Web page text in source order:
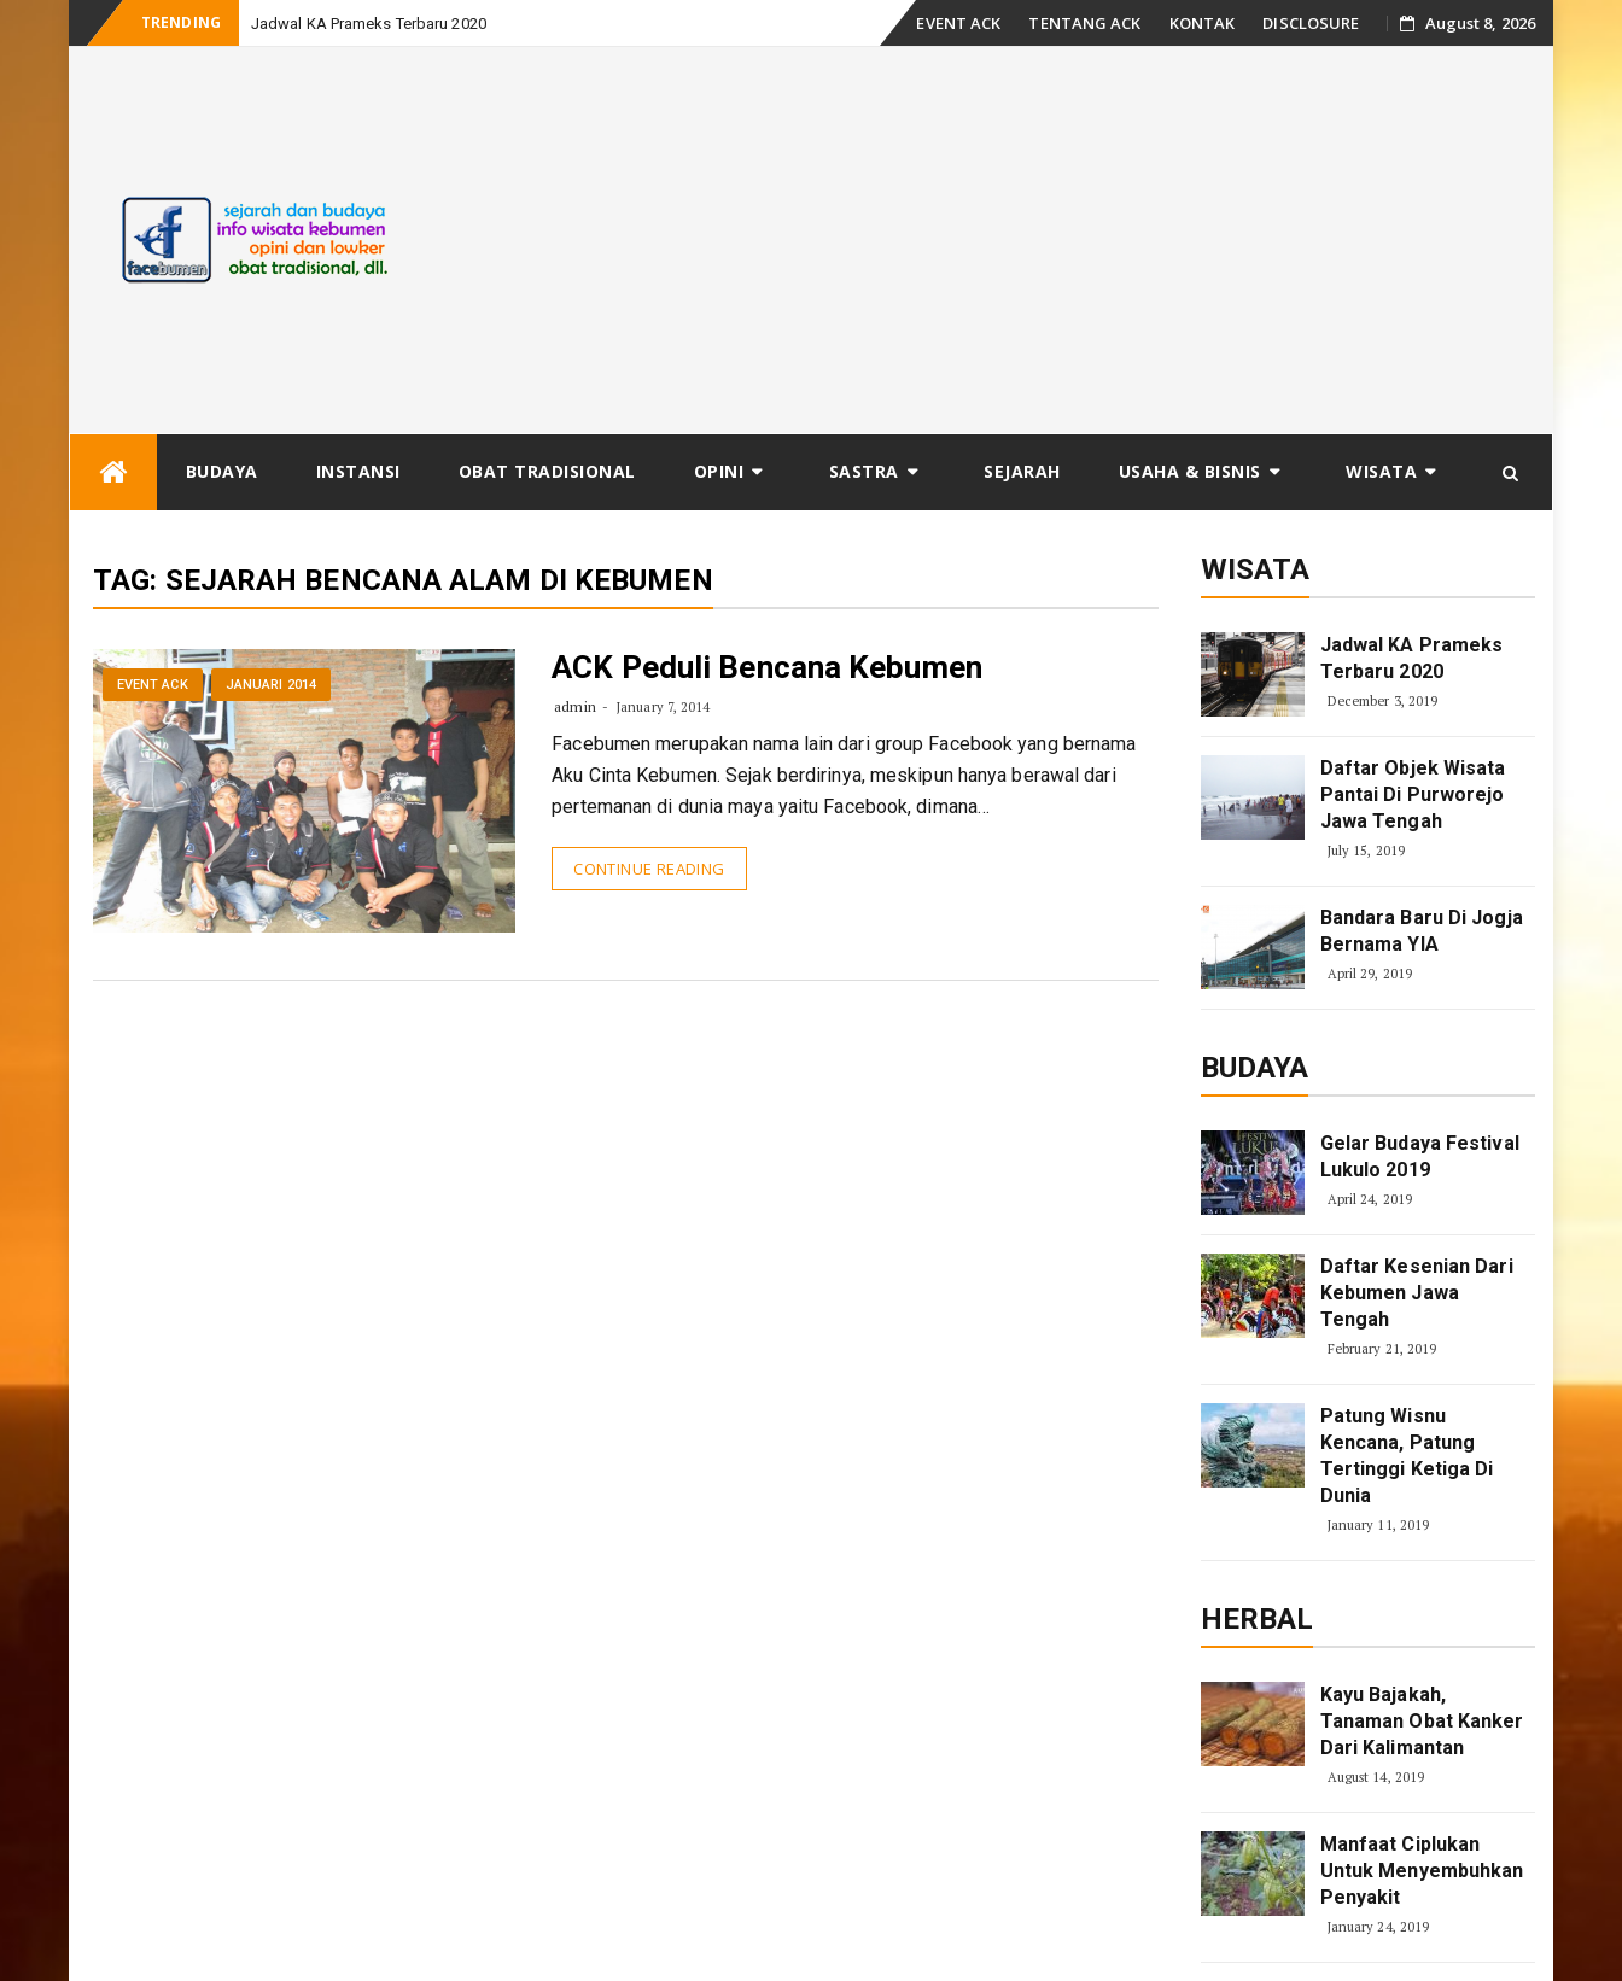
TRENDING Jadwal KA Prameks Terbaru 2020 SkipEVENT ACK TENTANG ACK KONTAK DISCLOSURE August 8, 2026
BUDAYA INSTANSI OBAT TRADISIONAL OPINI SASTRA SEJARAH USAHA & BISNIS WISATA
TAG: SEJARAH BENCANA ALAM DI KEBUMEN
EVENT ACK JANUARI 2014 ACK Peduli Bencana Kebumen
admin January 7, 2014
Facebumen merupakan nama lain dari group Facebook yang bernama
Aku Cinta Kebumen. Sejak berdirinya, meskipun hanya berawal dari
pertemanan di dunia maya yaitu Facebook, dimana…
CONTINUE READING
WISATA
Jadwal KA Prameks
Terbaru 2020
December 3, 2019
Daftar Objek Wisata
Pantai Di Purworejo
Jawa Tengah
July 15, 2019
Bandara Baru Di Jogja
Bernama YIA
April 29, 2019
BUDAYA
Gelar Budaya Festival
Lukulo 2019
April 24, 2019
Daftar Kesenian Dari
Kebumen Jawa
Tengah
February 21, 2019
Patung Wisnu
Kencana, Patung
Tertinggi Ketiga Di
Dunia
January 11, 2019
HERBAL
Kayu Bajakah,
Tanaman Obat Kanker
Dari Kalimantan
August 14, 2019
Manfaat Ciplukan
Untuk Menyembuhkan
Penyakit
January 24, 2019